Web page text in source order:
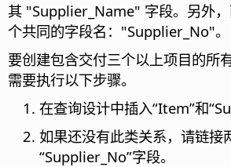
其 "Supplier_Name" 字段。另外
个共同的字段名："Supplier_No"。
要创建包含交付三个以上项目的所
需要执行以下步骤。
在查询设计中插入“Item”和
如果还没有此类关系，请链接
“Supplier_No”字段。